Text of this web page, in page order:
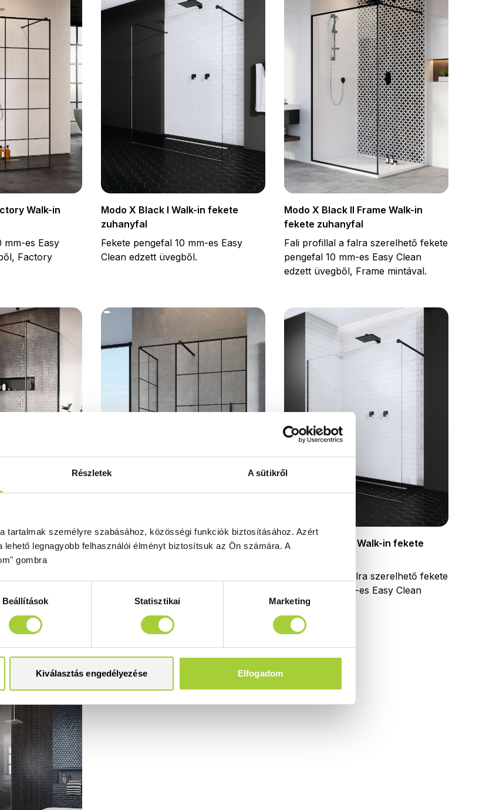
Részletek A sütikről
tartalmak személyre szabásához, közösségi funkciók biztosításához. Azért
legnagyobb felhasználói élményt biztosítsuk az Ön számára. A
gombra
Beállítások Statisztikai Marketing
Kiválasztás engedélyezése Elfogadom
Walk-in
mm-es Easy
Factory
Modo X Black I Walk-in fekete
zuhanyfal
Fekete pengefal 10 mm-es Easy
Clean edzett üvegből.
Modo X Black II Frame Walk-in
fekete zuhanyfal
Fali profillal a falra szerelhető fekete
pengefal 10 mm-es Easy Clean
edzett üvegből, Frame mintával.
Walk-in
Easy Clean
mintával.
Modo X Black III Factory Walk-in
edzett üvegből, Factory mintával.
Modo X Black II Walk-in fekete
Fali profillal a falra szerelhető fekete
pengefal 10 mm-es Easy Clean
edzett üvegből.